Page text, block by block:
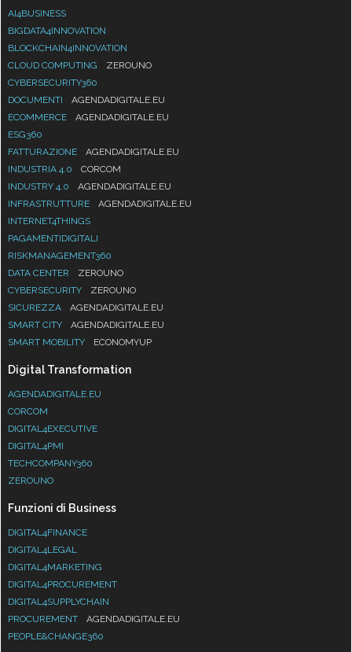
AI4BUSINESS
BIGDATA4INNOVATION
BLOCKCHAIN4INNOVATION
CLOUD COMPUTING
ZEROUNO
CYBERSECURITY360
DOCUMENTI
AGENDADIGITALE.EU
ECOMMERCE
AGENDADIGITALE.EU
ESG360
FATTURAZIONE
AGENDADIGITALE.EU
INDUSTRIA 4.0
CORCOM
INDUSTRY 4.0
AGENDADIGITALE.EU
INFRASTRUTTURE
AGENDADIGITALE.EU
INTERNET4THINGS
PAGAMENTIDIGITALI
RISKMANAGEMENT360
DATA CENTER
ZEROUNO
CYBERSECURITY
ZEROUNO
SICUREZZA
AGENDADIGITALE.EU
SMART CITY
AGENDADIGITALE.EU
SMART MOBILITY
ECONOMYUP
Digital Transformation
AGENDADIGITALE.EU
CORCOM
DIGITAL4EXECUTIVE
DIGITAL4PMI
TECHCOMPANY360
ZEROUNO
Funzioni di Business
DIGITAL4FINANCE
DIGITAL4LEGAL
DIGITAL4MARKETING
DIGITAL4PROCUREMENT
DIGITAL4SUPPLYCHAIN
PROCUREMENT
AGENDADIGITALE.EU
PEOPLE&CHANGE360